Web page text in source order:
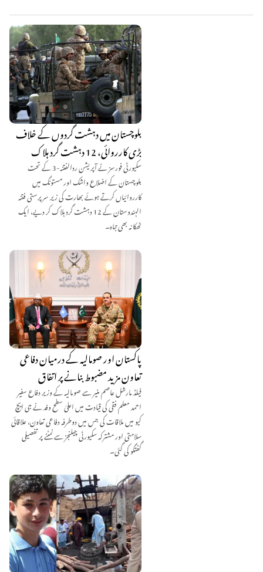
بلوچستان میں دہشت گردوں کے خلاف
بڑی کارروائی، 12 دہشت گرد ہلاک
سکیورٹی فورسز نے آپریشن ردالفتنہ-3 کے تحت
بلوچستان کے اضلاع واشک اور مستونگ میں
کارروائیاں کرتے ہوئے بھارت کی زیر سرپرستی فتنہ
الہندوستان کے 12 دہشت گرد ہلاک کر دیے، ایک
ٹھکانہ بھی تباہ۔
پاکستان اور صومالیہ کے درمیان دفاعی
تعاون مزید مضبوط بنانے پر اتفاق
فیلڈ مارشل عاصم منیر سے صومالیہ کے وزیر دفاع سفیر
احمد معلم فقی کی قیادت میں اعلیٰ سطح وفد نے جی ایچ
کیو میں ملاقات کی جس میں دوطرفہ دفاعی تعاون، علاقائی
سلامتی اور مشترکہ سکیورٹی چیلنجز سے نمٹنے پر تفصیلی
گفتگو کی گئی۔